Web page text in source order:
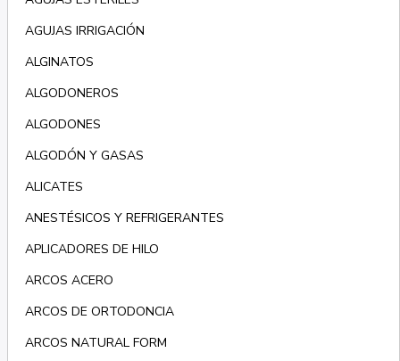
AGUJAS IRRIGACIÓN
ALGINATOS
ALGODONEROS
ALGODONES
ALGODÓN Y GASAS
ALICATES
ANESTÉSICOS Y REFRIGERANTES
APLICADORES DE HILO
ARCOS ACERO
ARCOS DE ORTODONCIA
ARCOS NATURAL FORM